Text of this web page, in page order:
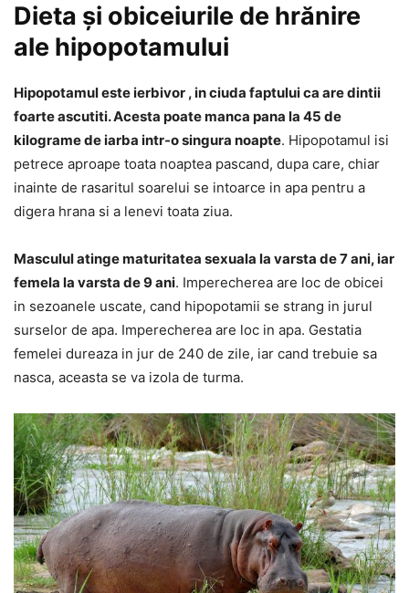
Dieta și obiceiurile de hrănire
ale hipopotamului
Hipopotamul este ierbivor , in ciuda faptului ca are dintii
foarte ascutiti. Acesta poate manca pana la 45 de
kilograme de iarba intr-o singura noapte. Hipopotamul isi
petrece aproape toata noaptea pascand, dupa care, chiar
inainte de rasaritul soarelui se intoarce in apa pentru a
digera hrana si a lenevi toata ziua.
Masculul atinge maturitatea sexuala la varsta de 7 ani, iar
femela la varsta de 9 ani. Imperecherea are loc de obicei
in sezoanele uscate, cand hipopotamii se strang in jurul
surselor de apa. Imperecherea are loc in apa. Gestatia
femelei dureaza in jur de 240 de zile, iar cand trebuie sa
nasca, aceasta se va izola de turma.